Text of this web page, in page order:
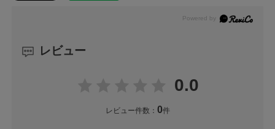
レビュー
0.0
レビュー件数： 0件